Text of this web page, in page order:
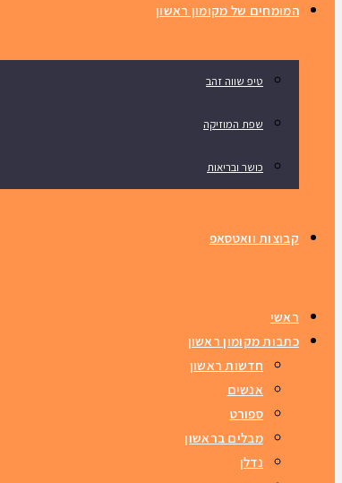
המומחים של מקומון ראשון
טיפ שווה זהב
שפת המוזיקה
כושר ובריאות
קבוצות וואטסאפ
ראשי
כתבות מקומון ראשון
חדשות ראשון
אנשים
ספורט
מבלים בראשון
נדלן